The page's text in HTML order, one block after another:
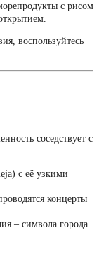
с рисом
воспользуйтесь
соседствует с
с её узкими
концерты
– символа города.